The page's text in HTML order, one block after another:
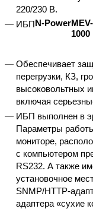
220/230 В.
ИБПN-PowerMEV-
1000
Обеспечивает
перегрузки, КЗ,
высоковольтных
включая
ИБП выполнен в
Параметры
мониторе,
с компьютером
RS232. А также
установочное
SNMP/HTTP-
адаптера «сухие